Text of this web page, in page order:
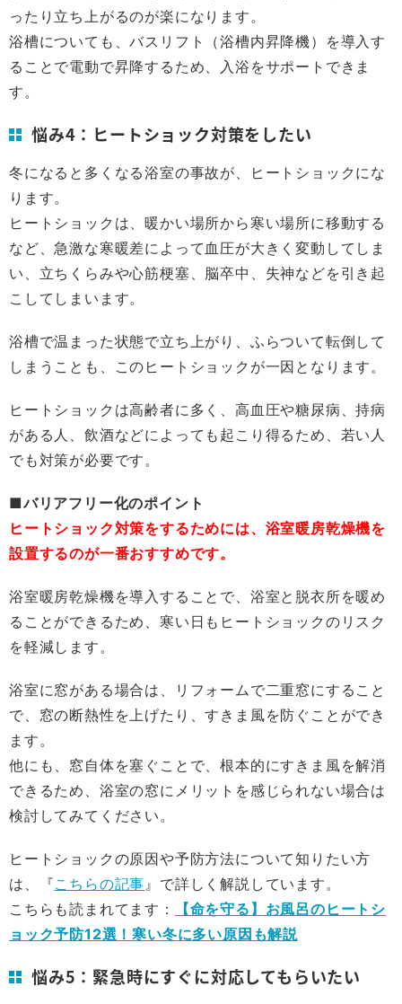
ったり立ち上がるのが楽になります。
浴槽についても、バスリフト（浴槽内昇降機）を導入す
ることで電動で昇降するため、入浴をサポートできま
す。
悩み4：ヒートショック対策をしたい
冬になると多くなる浴室の事故が、ヒートショックにな
ります。
ヒートショックは、暖かい場所から寒い場所に移動する
など、急激な寒暖差によって血圧が大きく変動してしま
い、立ちくらみや心筋梗塞、脳卒中、失神などを引き起
こしてしまいます。
浴槽で温まった状態で立ち上がり、ふらついて転倒して
しまうことも、このヒートショックが一因となります。
ヒートショックは高齢者に多く、高血圧や糖尿病、持病
がある人、飲酒などによっても起こり得るため、若い人
でも対策が必要です。
■バリアフリー化のポイント
ヒートショック対策をするためには、浴室暖房乾燥機を
設置するのが一番おすすめです。
浴室暖房乾燥機を導入することで、浴室と脱衣所を暖め
ることができるため、寒い日もヒートショックのリスク
を軽減します。
浴室に窓がある場合は、リフォームで二重窓にすること
で、窓の断熱性を上げたり、すきま風を防ぐことができ
ます。
他にも、窓自体を塞ぐことで、根本的にすきま風を解消
できるため、浴室の窓にメリットを感じられない場合は
検討してみてください。
ヒートショックの原因や予防方法について知りたい方
は、『こちらの記事 』で詳しく解説しています。
こちらも読まれてます：
【命を守る】お風呂のヒートシ
ョック予防12選！寒い冬に多い原因も解説
悩み5：緊急時にすぐに対応してもらいたい